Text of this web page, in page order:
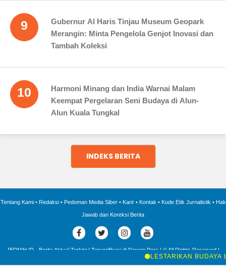
9
Gubernur Al Haris Tinjau Museum Geopark
Merangin: Minta Pengelola Genjot Inovasi dan
Tambah Koleksi
10
Harmoni Minang dan India Warnai Malam
Keempat Pergelaran Seni Budaya di Alun-
Alun Kuala Tungkal
INDEKS BERITA
Tentang Kami• Redaksi• Pedoman Media Siber• Karir• Kontak • Kode Etik Jurnalistik • Hak
Jawab dan Koreksi Berita
JERNIH.ID - Berita Aktual Terkini | Terverifikasi di Dewan Pers | © All Rights Reserved |
LESTARIKAN BUDAYA